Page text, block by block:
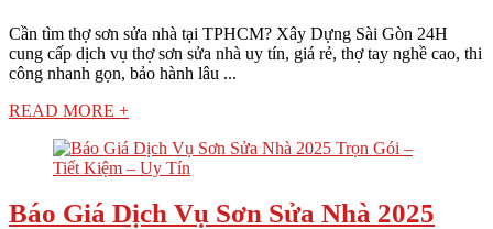
Cần tìm thợ sơn sửa nhà tại TPHCM? Xây Dựng Sài Gòn 24H
cung cấp dịch vụ thợ sơn sửa nhà uy tín, giá rẻ, thợ tay nghề cao, thi
công nhanh gọn, bảo hành lâu ...
READ MORE +
Báo Giá Dịch Vụ Sơn Sửa Nhà 2025